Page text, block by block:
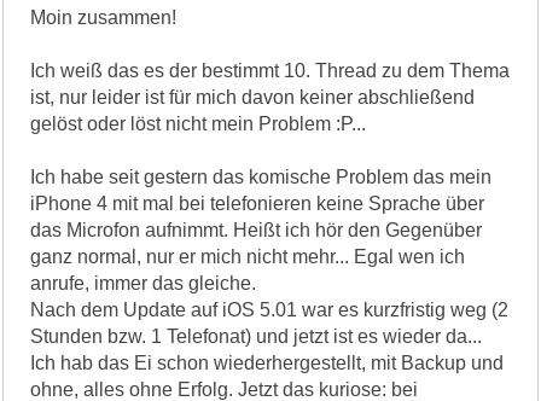
Moin zusammen!
Ich weiß das es der bestimmt 10. Thread zu dem Thema
ist, nur leider ist für mich davon keiner abschließend
gelöst oder löst nicht mein Problem :P...
Ich habe seit gestern das komische Problem das mein
iPhone 4 mit mal bei telefonieren keine Sprache über
das Microfon aufnimmt. Heißt ich hör den Gegenüber
ganz normal, nur er mich nicht mehr... Egal wen ich
anrufe, immer das gleiche.
Nach dem Update auf iOS 5.01 war es kurzfristig weg (2
Stunden bzw. 1 Telefonat) und jetzt ist es wieder da...
Ich hab das Ei schon wiederhergestellt, mit Backup und
ohne, alles ohne Erfolg. Jetzt das kuriose: bei